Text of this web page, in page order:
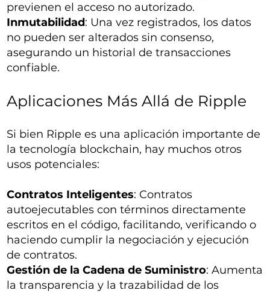
previenen el acceso no autorizado.
Inmutabilidad: Una vez registrados, los datos
no pueden ser alterados sin consenso,
asegurando un historial de transacciones
confiable.
Aplicaciones Más Allá de Ripple
Si bien Ripple es una aplicación importante de
la tecnología blockchain, hay muchos otros
usos potenciales:
Contratos Inteligentes: Contratos
autoejecutables con términos directamente
escritos en el código, facilitando, verificando o
haciendo cumplir la negociación y ejecución
de contratos.
Gestión de la Cadena de Suministro: Aumenta
la transparencia y la trazabilidad de los